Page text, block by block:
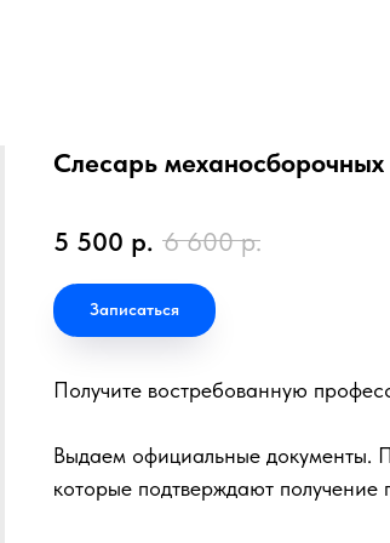
Слесарь
5 500 р. 6 600 р.
Записаться
Получите востребованную
Выдаем официальные документы.
которые подтверждают